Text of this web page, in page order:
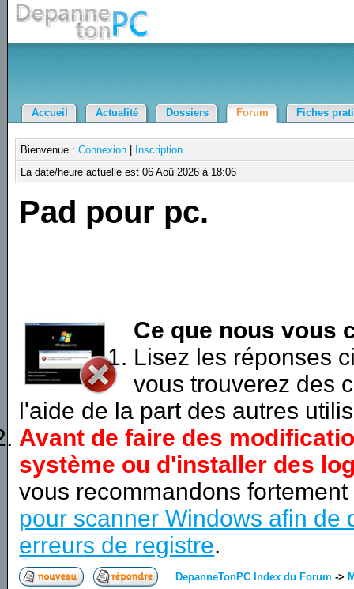
Accueil Actualité Dossiers Forum Fiches
Bienvenue :Connexion
Inscription
La date/heure actuelle est 06 Aoû 2026 à 18:06
Pad pour pc.
Ce que nous vous
Lisez les réponses
vous trouverez des
l'aide de la part des autres
Avant de faire des
système ou d'installer des
vous recommandons
pour scanner Windows afin de
erreurs de registre.
DepanneTonPC Index du Forum ->